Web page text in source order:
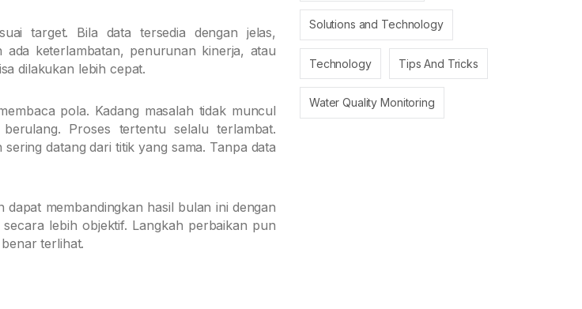
target. Bila data tersedia dengan jelas,
keterlambatan, penurunan kinerja, atau
dilakukan lebih cepat.
pola. Kadang masalah tidak muncul
Proses tertentu selalu terlambat.
datang dari titik yang sama. Tanpa data
membandingkan hasil bulan ini dengan
lebih objektif. Langkah perbaikan pun
terlihat.
Solutions and Technology
Technology Tips And Tricks
Water Quality Monitoring